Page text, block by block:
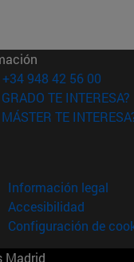
+34 948 42 56 00
TE INTERESA?
TE
Información legal
Accesibilidad
Configuración de
Madrid